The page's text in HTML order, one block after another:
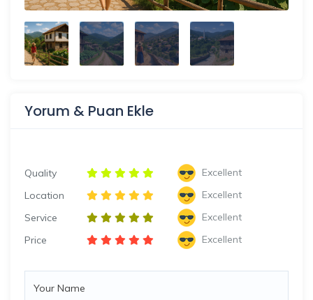
Yorum & Puan Ekle
Quality
Excellent
Location
Excellent
Service
Excellent
Price
Excellent